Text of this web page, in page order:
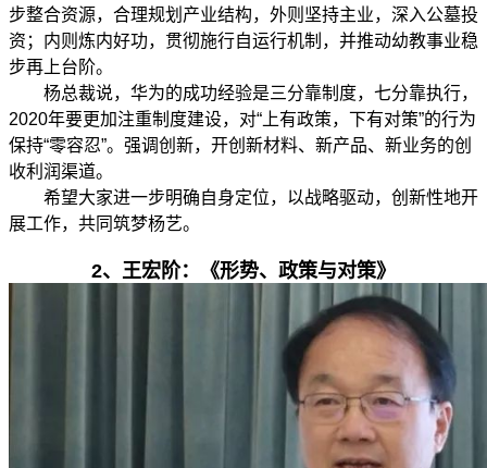
步整合资源，合理规划产业结构，外则坚持主业，深入公墓投
资；内则炼内好功，贯彻施行自运行机制，并推动幼教事业稳
步再上台阶。
杨总裁说，华为的成功经验是三分靠制度，七分靠执行，
2020年要更加注重制度建设，对“上有政策，下有对策”的行为
保持“零容忍”。强调创新，开创新材料、新产品、新业务的创
收利润渠道。
希望大家进一步明确自身定位，以战略驱动，创新性地开
展工作，共同筑梦杨艺。
2、 王宏阶：《形势、政策与对策》